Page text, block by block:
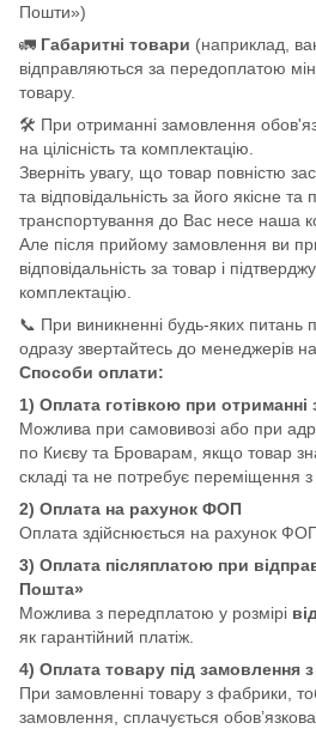
Пошти»)
🚛 Габаритні товари (наприклад,
відправляються за передоплатою
товару.
🛠️ При отриманні замовлення
на цілісність та комплектацію.
Зверніть увагу, що товар повністю
та відповідальність за його якісне та
транспортування до Вас несе наша
Але після прийому замовлення ви
відповідальність за товар і
комплектацію.
📞 При виникненні будь-яких питань
одразу звертайтесь до менеджерів
Способи оплати:
1) Оплата готівкою при отриманні
Можлива при самовивозі або при
по Києву та Броварам, якщо товар
складі та не потребує переміщення з
2) Оплата на рахунок ФОП
Оплата здійснюється на рахунок
3) Оплата післяплатою при
Пошта»
Можлива з передплатою у розмірі
як гарантійний платіж.
4) Оплата товару під замовлення
При замовленні товару з фабрики,
замовлення, сплачується